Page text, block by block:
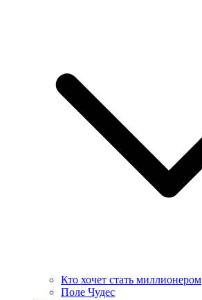
Кто хочет стать миллионером
Поле Чудес